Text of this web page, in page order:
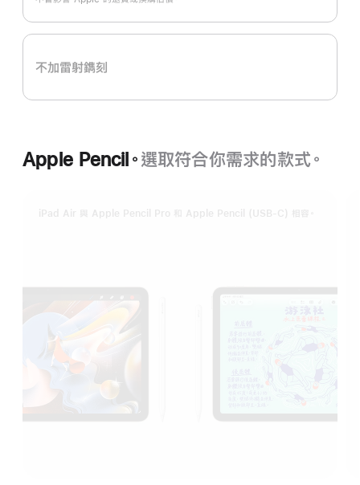
不加雷射鐫刻
Apple Pencil。 選取符合你需求的款式。